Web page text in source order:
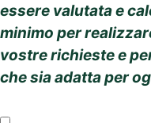
essere valutata e
minimo per
vostre richieste e
che sia adatta per